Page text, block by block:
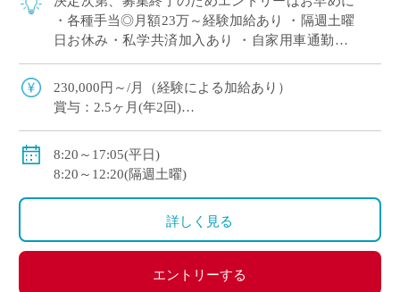
・各種手当◎月額23万～経験加給あり ・隔週土曜
日お休み・私学共済加入あり ・自家用車通勤OK
解を丁寧に支える常勤講師を募集 I […]
230,000円～/月（経験による加給あり）
賞与：2.5ヶ月(年2回)
部活手当：2,000円～16,000円
住宅手当：（賃貸契約の場合）上限26,000円
昇給：年1回5,000円
8:20～17:05(平日)
8:20～12:20(隔週土曜)
詳しく見る
エントリーする